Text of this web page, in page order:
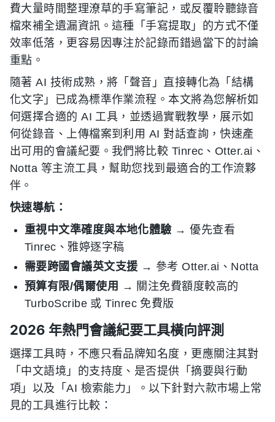
費大量時間整理潦草的手寫筆記，或反覆聆聽錄音
檔來補全遺漏資訊。這種「手寫提取」的方式不僅
效率低落，更容易因專注於記錄而錯過當下的討論
重點。
隨著 AI 技術成熟，將「聲音」直接轉化為「結構
化文字」已成為標準作業流程。本文將為您解析如
何選擇合適的 AI 工具，並透過實戰教學，展示如
何從錄音、上傳檔案到利用 AI 對話查詢，快速產
出可用的會議紀要。我們將比較 Tinrec、Otter.ai、
Notta 等主流工具，幫助您找到最適合的工作流夥
伴。
快速導航：
重視中文準確度與本地化體驗 → 優先查看
Tinrec、雅婷逐字稿
需要跨國會議英文支援 → 參考 Otter.ai、Notta
預算有限/偶爾使用 → 關注免費額度較高的
TurboScribe 或 Tinrec 免費版
2026 年熱門會議紀要工具橫向評測
選擇工具時，不應只看品牌知名度，更應關注其對
「中文語境」的支持度、是否提供「摘要與行動
項」以及「AI 檢索能力」。以下針對六款市場上常
見的工具進行比較：